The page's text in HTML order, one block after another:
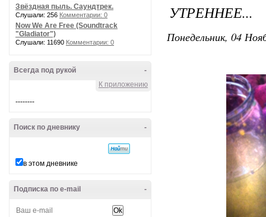
Звёздная пыль. Саундтрек.
Слушали: 256 Комментарии: 0
Now We Are Free (Soundtrack
"Gladiator")
Слушали: 11690 Комментарии: 0
-
Всегда под рукой
К приложению
--------
-
Поиск по дневнику
в этом дневнике
-
Подписка по e-mail
УТРЕННЕЕ...
Понедельник, 04